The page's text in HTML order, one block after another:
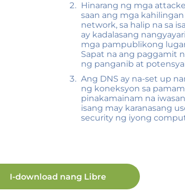
Hinarang ng mga
saan ang mga
network, sa halip na sa
ay kadalasang
mga pampublikong
Sapat na ang paggamit
ng panganib at
Ang DNS ay na-set up
ng koneksyon sa
pinakamainam na
isang may karanasang
security ng iyong
I-download nang Libre